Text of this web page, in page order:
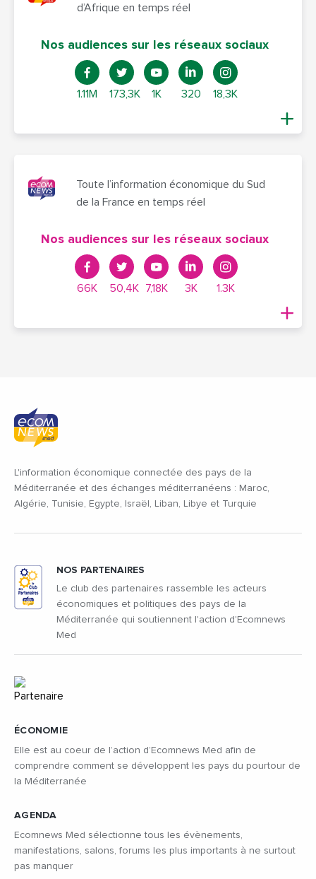
d’Afrique en temps réel
Nos audiences sur les réseaux sociaux
1.11M 173,3K 1K 320 18,3K
Toute l’information économique du Sud
de la France en temps réel
Nos audiences sur les réseaux sociaux
66K 50,4K 7,18K 3K 1.3K
L'information économique connectée des pays de la
Méditerranée et des échanges méditerranéens : Maroc,
Algérie, Tunisie, Egypte, Israël, Liban, Libye et Turquie
ÉCONOMIE
Elle est au coeur de l’action d’Ecomnews Med afin de
comprendre comment se développent les pays du pourtour de
la Méditerranée
AGENDA
Ecomnews Med sélectionne tous les évènements,
manifestations, salons, forums les plus importants à ne surtout
pas manquer
NOS PARTENAIRES
Le club des partenaires rassemble les acteurs
économiques et politiques des pays de la
Méditerranée qui soutiennent l'action d'Ecomnews
Med